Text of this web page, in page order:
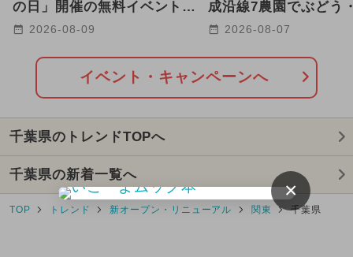
の日」開催の無料イベント10
選 夏祭り＆水遊び＆映画も
2026-08-09
成沿線7農園でぶどう
狩り体験 アンケート
2026-08-07
イベント・キャンペーンへ
千葉県のトレンドTOPへ
千葉県の新着一覧へ
TOP トレンド 新オープン・リニューアル 関東 千葉県
×